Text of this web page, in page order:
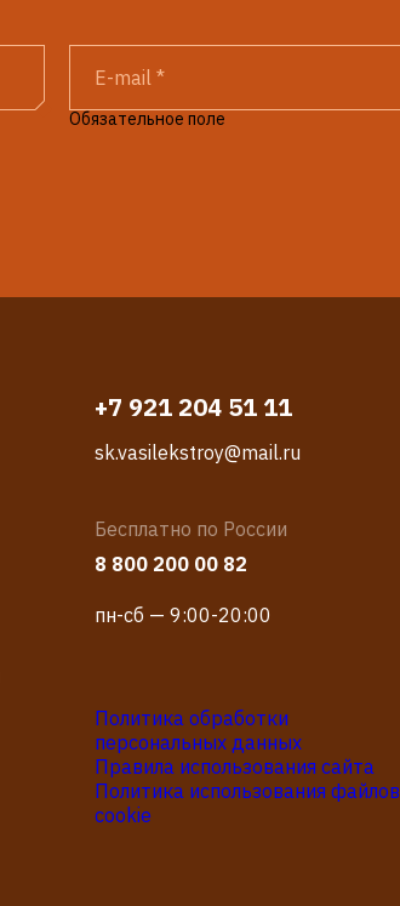
Обязательное поле
+7 921 204 51 11
sk.vasilekstroy@mail.ru
Бесплатно по России
8 800 200 00 82
пн-сб — 9:00-20:00
Политика обработки
персональных данных
Правила использования сайта
Политика использования файлов
cookie